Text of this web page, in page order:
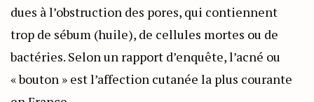
dues à l’obstruction des pores, qui contiennent
trop de sébum (huile), de cellules mortes ou de
bactéries. Selon un rapport d’enquête, l’acné ou
« bouton » est l’affection cutanée la plus courante